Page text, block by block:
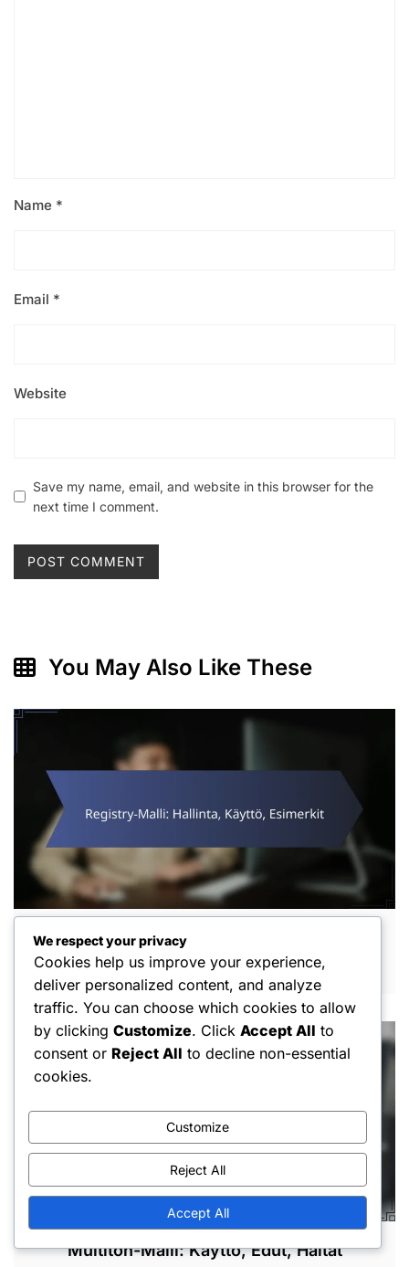
Name *
Email *
Website
Save my name, email, and website in this browser for the
next time I comment.
You May Also Like These
Registry-Malli: Hallinta, Käyttö, Esimerkit
FEB 16, 2026
Multiton-Malli: Käyttö, Edut, Haitat
We respect your privacy
Cookies help us improve your experience,
deliver personalized content, and analyze
traffic. You can choose which cookies to allow
by clicking Customize. Click Accept All to
consent or Reject All to decline non-essential
cookies.
Customize
Reject All
Accept All